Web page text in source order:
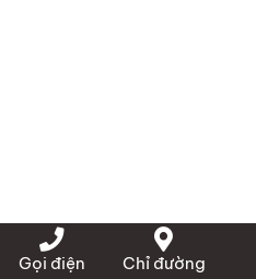
Gọi điện Chỉ đường